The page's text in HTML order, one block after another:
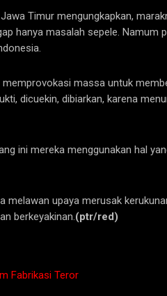
Timur mengungkapkan,
hanya masalah sepele.
memprovokasi massa untuk
dicuekin, dibiarkan, karena
ini mereka menggunakan hal
upaya merusak
berkeyakinan.(ptr/red)
Fabrikasi Teror